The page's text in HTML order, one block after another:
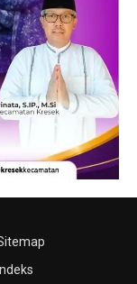
Indeks